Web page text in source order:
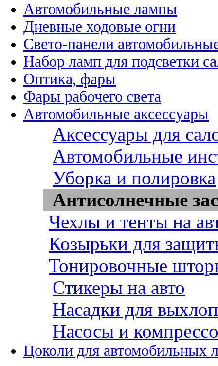
Автомобильные лампы
Дневные ходовые огни
Свето-панели
Набор ламп для подсветки
Оптика, фары
Фары рабочего света
Автомобильные аксессуары
Аксессуары для
Автомобильные
Уборка и полировка
Антисолнечные
Чехлы и тенты на
Козырьки для
Тонировочные
Стикеры на авто
Насадки для
Насосы и
Цоколи для автомобильных